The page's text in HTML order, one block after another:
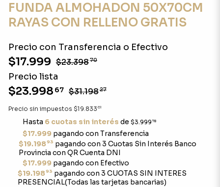
FUNDA ALMOHADON 50X70CM
RAYAS CON RELLENO GRATIS
Precio con Transferencia o Efectivo
$17.999 $23.39870
Precio lista
$23.998 67 $31.19827
Precio sin impuestos $19.833 61
Hasta 6 cuotas sin interés de $3.999 78
$17.999pagando con Transferencia
$19.19893 pagando con 3 Cuotas Sin Interés Banco
Provincia con QR Cuenta DNI
$17.999pagando con Efectivo
$19.19893 pagando con 3 CUOTAS SIN INTERES
PRESENCIAL(Todas las tarjetas bancarias)